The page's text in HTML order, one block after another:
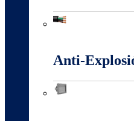
Anti-